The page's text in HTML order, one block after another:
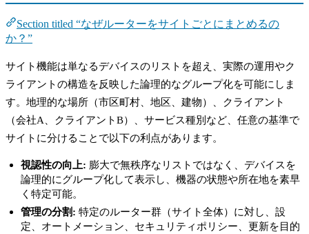
Section titled “なぜルーターをサイトごとにまとめるの
か？”
サイト機能は単なるデバイスのリストを超え、実際の運用やク
ライアントの構造を反映した論理的なグループ化を可能にしま
す。地理的な場所（市区町村、地区、建物）、クライアント
（会社A、クライアントB）、サービス種別など、任意の基準で
サイトに分けることで以下の利点があります。
視認性の向上: 膨大で無秩序なリストではなく、デバイスを
論理的にグループ化して表示し、機器の状態や所在地を素早
く特定可能。
管理の分割: 特定のルーター群（サイト全体）に対し、設
定、オートメーション、セキュリティポリシー、更新を目的